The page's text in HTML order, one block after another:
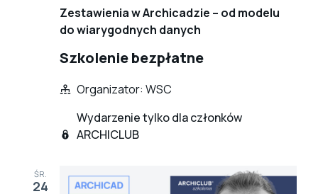
Zestawienia w Archicadzie – od modelu
do wiarygodnych danych
Szkolenie bezpłatne
Organizator: WSC
Wydarzenie tylko dla członków
ARCHICLUB
ŚR.
24